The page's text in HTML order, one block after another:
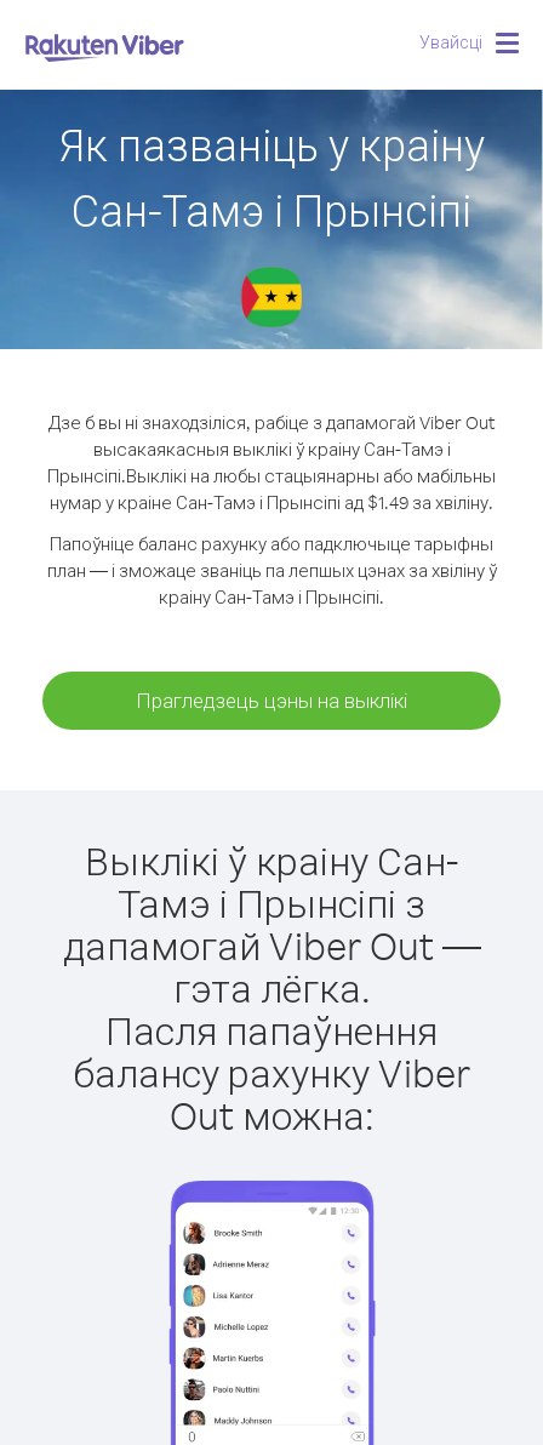
Увайсці
Як пазваніць у краіну
Сан-Тамэ і Прынсіпі
Дзе б вы ні знаходзіліся, рабіце з дапамогай Viber Out
высакаякасныя выклікі ў краіну Сан-Тамэ і
Прынсіпі.Выклікі на любы стацыянарны або мабільны
нумар у краіне Сан-Тамэ і Прынсіпі ад $1.49 за хвіліну.
Папоўніце баланс рахунку або падключыце тарыфны
план — і зможаце званіць па лепшых цэнах за хвіліну ў
краіну Сан-Тамэ і Прынсіпі.
Прагледзець цэны на выклікі
Выклікі ў краіну Сан-
Тамэ і Прынсіпі з
дапамогай Viber Out —
гэта лёгка.
Пасля папаўнення
балансу рахунку Viber
Out можна: